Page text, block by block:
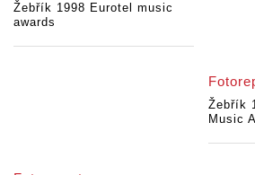
Žebřík 1998 Eurotel music
awards
Žebřík
Music